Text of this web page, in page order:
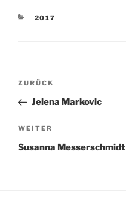
KATEGORIEN
2017
Beitragsnavigation
Vorheriger
Beitrag
ZURÜCK
Jelena Markovic
Nächster
Beitrag
WEITER
Susanna Messerschmidt